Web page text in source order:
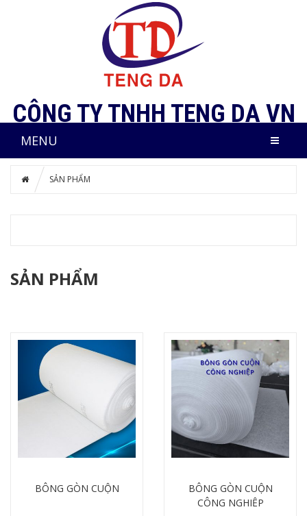
CÔNG TY TNHH TENG DA VN
MENU
SẢN PHẨM
SẢN PHẨM
BÔNG GÒN CUỘN
BÔNG GÒN CUỘN
CÔNG NGHIỆP